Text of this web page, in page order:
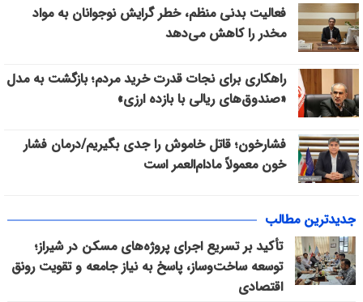
فعالیت بدنی منظم، خطر گرایش نوجوانان به مواد
مخدر را کاهش می‌دهد
راهکاری برای نجات قدرت خرید مردم؛ بازگشت به مدل
«صندوق‌های ریالی با بازده ارزی»
فشارخون؛ قاتل خاموش را جدی بگیریم/درمان فشار
خون معمولاً مادام‌العمر است
جدیدترین مطالب
تأکید بر تسریع اجرای پروژه‌های مسکن در شیراز؛
توسعه ساخت‌وساز، پاسخ به نیاز جامعه و تقویت رونق
اقتصادی